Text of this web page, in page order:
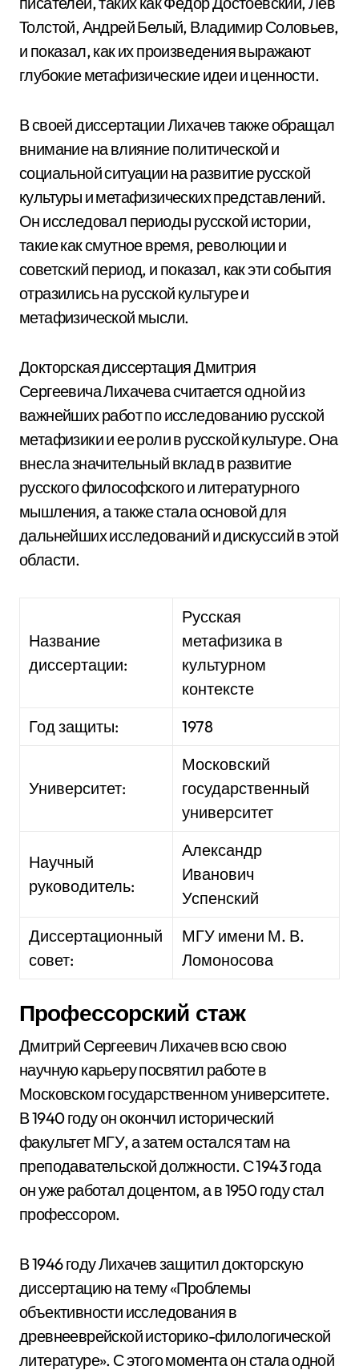
Толстой, Андрей Белый, Владимир Соловьев,
и показал, как их произведения выражают
глубокие метафизические идеи и ценности.
В своей диссертации Лихачев также обращал
внимание на влияние политической и
социальной ситуации на развитие русской
культуры и метафизических представлений.
Он исследовал периоды русской истории,
такие как смутное время, революции и
советский период, и показал, как эти события
отразились на русской культуре и
метафизической мысли.
Докторская диссертация Дмитрия
Сергеевича Лихачева считается одной из
важнейших работ по исследованию русской
метафизики и ее роли в русской культуре. Она
внесла значительный вклад в развитие
русского философского и литературного
мышления, а также стала основой для
дальнейших исследований и дискуссий в этой
области.
Название
диссертации:
Русская
метафизика в
культурном
контексте
Год защиты:
1978
Университет:
Московский
государственный
университет
Научный
руководитель:
Александр
Иванович
Успенский
Диссертационный
совет:
МГУ имени М. В.
Ломоносова
Профессорский стаж
Дмитрий Сергеевич Лихачев всю свою
научную карьеру посвятил работе в
Московском государственном университете.
В 1940 году он окончил исторический
факультет МГУ, а затем остался там на
преподавательской должности. С 1943 года
он уже работал доцентом, а в 1950 году стал
профессором.
В 1946 году Лихачев защитил докторскую
диссертацию на тему «Проблемы
объективности исследования в
древнееврейской историко-филологической
литературе». С этого момента он стала одной